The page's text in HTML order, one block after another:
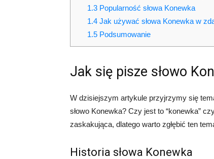
1.3Popularność słowa Konewka
1.4Jak używać słowa Konewka w
1.5Podsumowanie
Jak się pisze słowo
W dzisiejszym artykule przyjrzymy się
słowo Konewka? Czy jest to “konewka”
zaskakująca, dlatego warto zgłębić ten
Historia słowa Konewka